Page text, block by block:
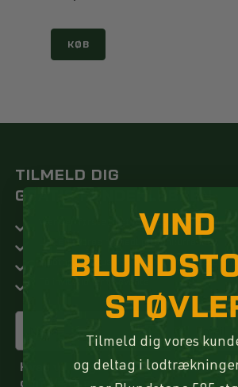
KØB
TILMELD DIG
GRATIS KUNDEKLUBBEN
Vær den første til at modtage nyheder og
Modtag eksklusive tilbud kun for
Hvad vil du gerne modtage
om? Vælg én
VIND
Tilmeld dig vores
og deltag i